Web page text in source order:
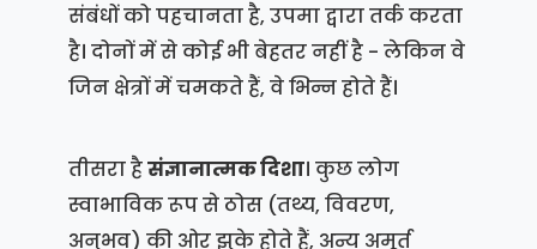
संबंधों को पहचानता है, उपमा द्वारा तर्क करता
है। दोनों में से कोई भी बेहतर नहीं है - लेकिन वे
जिन क्षेत्रों में चमकते हैं, वे भिन्न होते हैं।
तीसरा हैसंज्ञानात्मक दिशा। कुछ लोग
स्वाभाविक रूप से ठोस (तथ्य, विवरण,
अनुभव) की ओर झुके होते हैं, अन्य अमूर्त